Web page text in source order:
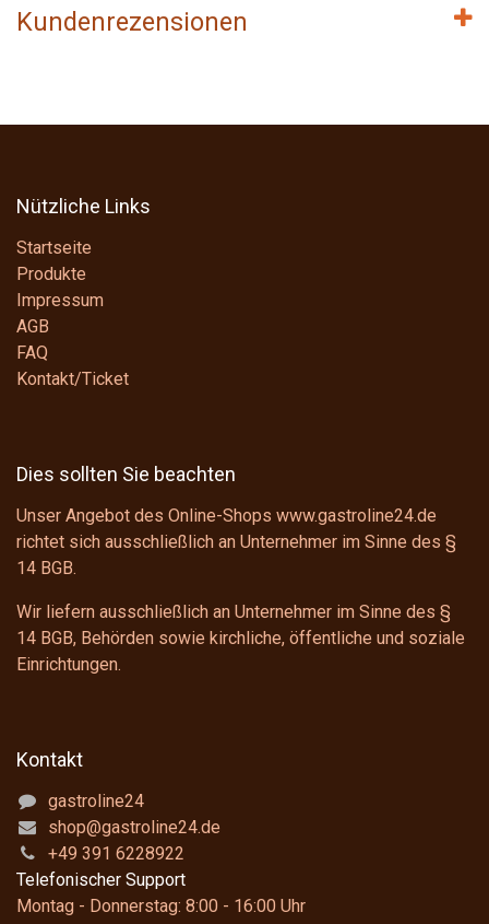
Kundenrezensionen
Nützliche Links
Startseite
Produkte
Impressum
AGB
FAQ
Kontakt/Ticket
Dies sollten Sie beachten
Unser Angebot des Online-Shops www.gastroline24.de
richtet sich ausschließlich an Unternehmer im Sinne des §
14 BGB.
Wir liefern ausschließlich an Unternehmer im Sinne des §
14 BGB, Behörden sowie kirchliche, öffentliche und soziale
Einrichtungen.
Kontakt
gastroline24
shop@gastroline24.de
+49 391 6228922
Telefonischer Support
Montag - Donnerstag: 8:00 - 16:00 Uhr